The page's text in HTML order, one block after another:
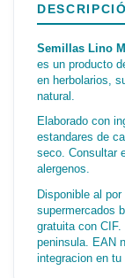
Semillas Lino
es un producto
en herbolarios,
natural.
Elaborado con
estandares de
seco. Consultar
alergenos.
Disponible al
supermercados
gratuita con
peninsula. EAN
integracion en tu